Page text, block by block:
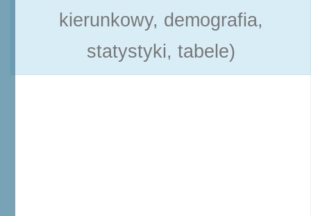
kierunkowy, demografia,
statystyki, tabele)